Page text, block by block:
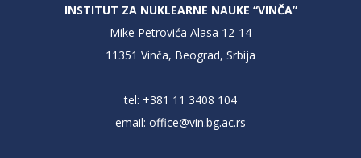
INSTITUT ZA NUKLEARNE NAUKE “VINČA”
Mike Petrovića Alasa 12-14
11351 Vinča, Beograd, Srbija
tel: +381 11 3408 104
email: office@vin.bg.ac.rs